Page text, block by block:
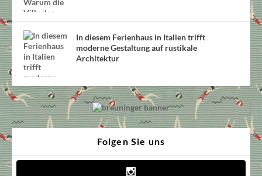
In diesem Ferienhaus in Italien trifft
moderne Gestaltung auf rustikale
Architektur
Folgen Sie uns